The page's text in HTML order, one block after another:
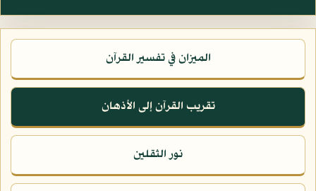
الميزان في تفسير القرآن
تقريب القرآن إلى الأذهان
نور الثقلين